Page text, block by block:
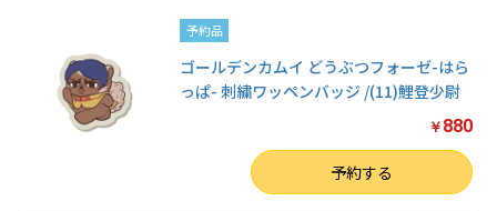
予約品
ゴールデンカムイ どうぶつフォーゼ-はら
っぱ- 刺繍ワッペンバッジ /(11)鯉登少尉
￥ 880
予約する